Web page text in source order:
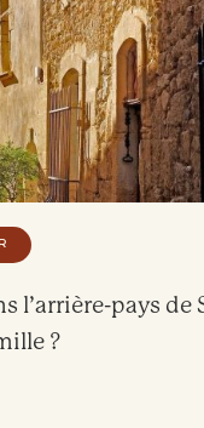
l’arrière-pays de
?